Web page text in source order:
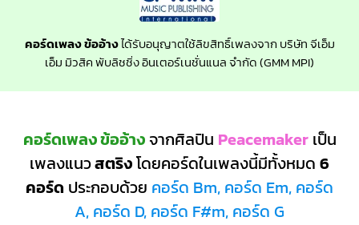
คอร์ดเพลง ข้ออ้างได้รับอนุญาตใช้ลิขสิทธิ์เพลงจาก บริษัท จีเอ็ม
เอ็ม มิวสิค พับลิชชิ่ง อินเตอร์เนชั่นแนล จำกัด (GMM MPI)
คอร์ดเพลง ข้ออ้างจากศิลปิน Peacemakerเป็น
เพลงแนวสตริงโดยคอร์ดในเพลงนี้มีทั้งหมด 6
คอร์ด ประกอบด้วย คอร์ด Bm, คอร์ด Em, คอร์ด
A, คอร์ด D, คอร์ด F#m, คอร์ด G